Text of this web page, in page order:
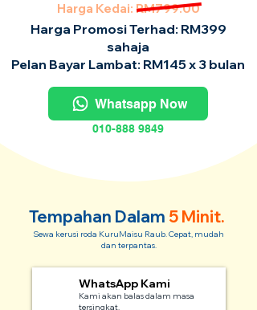
Harga Kedai: RM799.00
Harga Promosi Terhad: RM399
sahaja
Pelan Bayar Lambat: RM145 x 3 bulan
Whatsapp Now
010-888 9849
Tempahan Dalam 5 Minit.
Sewa kerusi roda KuruMaisu Raub. Cepat, mudah
dan terpantas.
WhatsApp Kami
Kami akan balas dalam masa
tersingkat.